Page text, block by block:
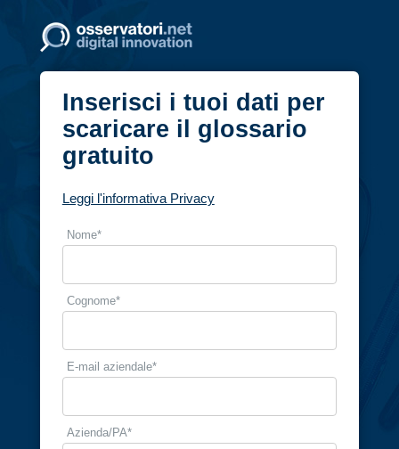
Inserisci i tuoi dati per
scaricare il glossario
gratuito
Leggi l'informativa Privacy
Nome*
Cognome*
E-mail aziendale*
Azienda/PA*